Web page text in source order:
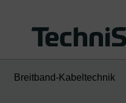
Breitband-Kabeltechnik